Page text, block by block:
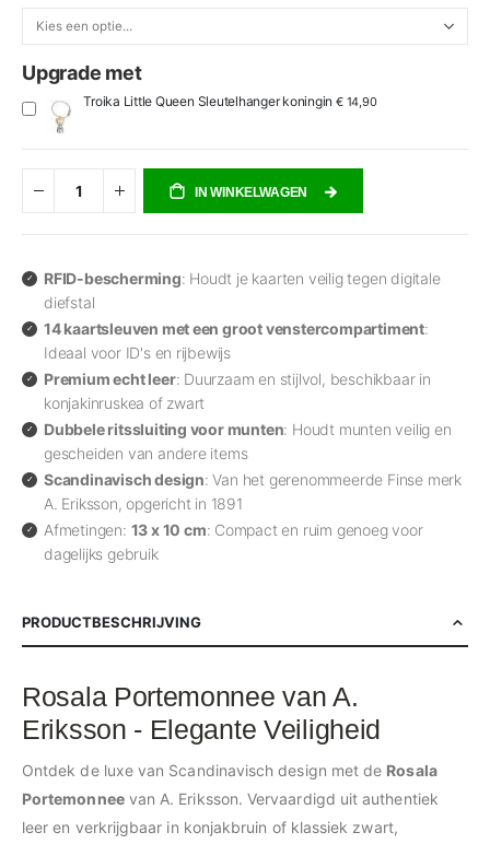
Upgrade met
Troika Little Queen Sleutelhanger koningin€ 14,90
IN WINKELWAGEN
RFID-bescherming: Houdt je kaarten veilig tegen digitale
diefstal
14 kaartsleuven met een groot venstercompartiment:
Ideaal voor ID's en rijbewijs
Premium echt leer: Duurzaam en stijlvol, beschikbaar in
konjakinruskea of zwart
Dubbele ritssluiting voor munten: Houdt munten veilig en
gescheiden van andere items
Scandinavisch design: Van het gerenommeerde Finse merk
A. Eriksson, opgericht in 1891
Afmetingen: 13 x 10 cm: Compact en ruim genoeg voor
dagelijks gebruik
PRODUCTBESCHRIJVING
Rosala Portemonnee van A.
Eriksson - Elegante Veiligheid
Ontdek de luxe van Scandinavisch design met de Rosala
Portemonneevan A. Eriksson. Vervaardigd uit authentiek
leer en verkrijgbaar in konjakbruin of klassiek zwart,